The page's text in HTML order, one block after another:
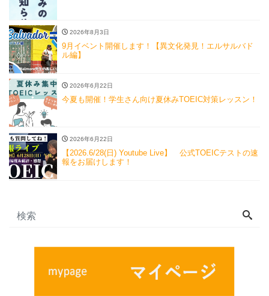
2026年8月3日
9月イベント開催します！【異文化発見！エルサルバド
ル編】
2026年6月22日
今夏も開催！学生さん向け夏休みTOEIC対策レッスン！
2026年6月22日
【2026.6/28(日) Youtube Live】 公式TOEICテストの速
報をお届けします！